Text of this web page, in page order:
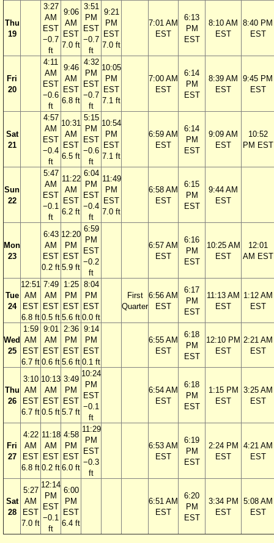
Thu
19
3:27
AM
EST
−0.7
ft
9:06
AM
EST
7.0 ft
3:51
PM
EST
−0.7
ft
9:21
PM
EST
7.0 ft
7:01 AM
EST
6:13
PM
EST
8:10 AM
EST
8:40 PM
EST
Fri
20
4:11
AM
EST
−0.6
ft
9:46
AM
EST
6.8 ft
4:32
PM
EST
−0.7
ft
10:05
PM
EST
7.1 ft
7:00 AM
EST
6:14
PM
EST
8:39 AM
EST
9:45 PM
EST
Sat
21
4:57
AM
EST
−0.4
ft
10:31
AM
EST
6.5 ft
5:15
PM
EST
−0.6
ft
10:54
PM
EST
7.1 ft
6:59 AM
EST
6:14
PM
EST
9:09 AM
EST
10:52
PM EST
Sun
22
5:47
AM
EST
−0.1
ft
11:22
AM
EST
6.2 ft
6:04
PM
EST
−0.4
ft
11:49
PM
EST
7.0 ft
6:58 AM
EST
6:15
PM
EST
9:44 AM
EST
Mon
23
6:43
AM
EST
0.2 ft
12:20
PM
EST
5.9 ft
6:59
PM
EST
−0.2
ft
6:57 AM
EST
6:16
PM
EST
10:25 AM
EST
12:01
AM EST
Tue
24
12:51
AM
EST
6.8 ft
7:49
AM
EST
0.5 ft
1:25
PM
EST
5.6 ft
8:04
PM
EST
0.0 ft
First
Quarter
6:56 AM
EST
6:17
PM
EST
11:13 AM
EST
1:12 AM
EST
Wed
25
1:59
AM
EST
6.7 ft
9:01
AM
EST
0.6 ft
2:36
PM
EST
5.6 ft
9:14
PM
EST
0.1 ft
6:55 AM
EST
6:18
PM
EST
12:10 PM
EST
2:21 AM
EST
Thu
26
3:10
AM
EST
6.7 ft
10:13
AM
EST
0.5 ft
3:49
PM
EST
5.7 ft
10:24
PM
EST
−0.1
ft
6:54 AM
EST
6:18
PM
EST
1:15 PM
EST
3:25 AM
EST
Fri
27
4:22
AM
EST
6.8 ft
11:18
AM
EST
0.2 ft
4:58
PM
EST
6.0 ft
11:29
PM
EST
−0.3
ft
6:53 AM
EST
6:19
PM
EST
2:24 PM
EST
4:21 AM
EST
Sat
28
5:27
AM
EST
7.0 ft
12:14
PM
EST
−0.1
ft
6:00
PM
EST
6.4 ft
6:51 AM
EST
6:20
PM
EST
3:34 PM
EST
5:08 AM
EST